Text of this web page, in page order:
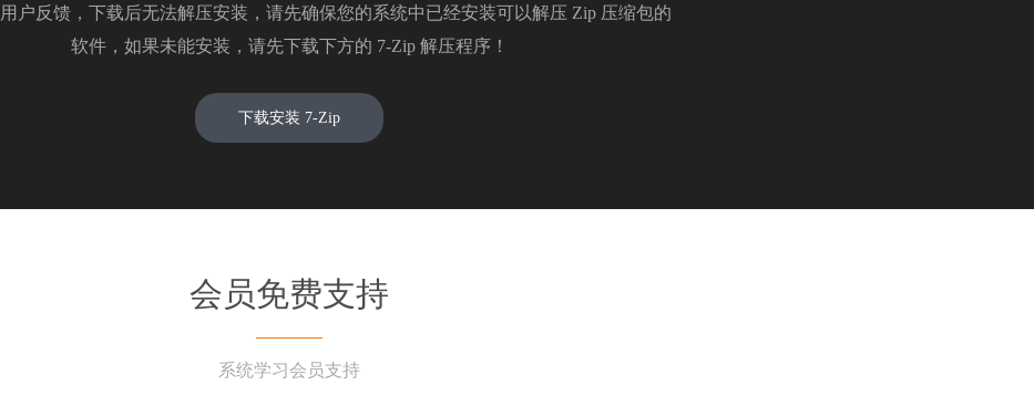
用户反馈，下载后无法解压安装，请先确保您的系统中已经安装可以解压 Zip 压缩包的
软件，如果未能安装，请先下载下方的 7-Zip 解压程序！
下载安装 7-Zip
会员免费支持
———
系统学习会员支持